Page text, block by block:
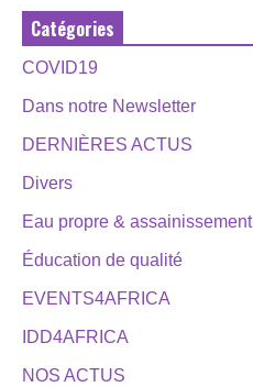
Catégories
COVID19
Dans notre Newsletter
DERNIÈRES ACTUS
Divers
Eau propre & assainissement
Éducation de qualité
EVENTS4AFRICA
IDD4AFRICA
NOS ACTUS